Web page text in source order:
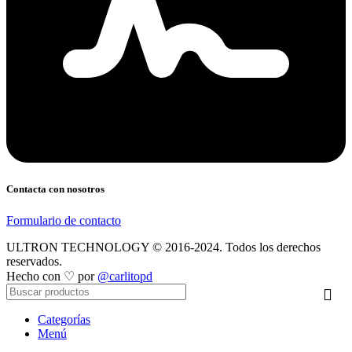
Contacta con nosotros
Formulario de contacto
ULTRON TECHNOLOGY © 2016-2024. Todos los derechos
reservados.
Hecho con ♡ por @carlitopd
Categorías
Menú